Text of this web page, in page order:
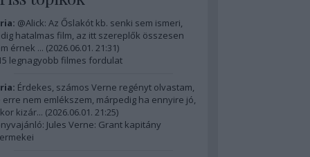
@Alick: Az Őslakót kb. senki sem ismeri,
hatalmas film, az itt szereplők összesen
érnek ... (2026.06.01. 21:31)
legnagyobb filmes fordulat
Érdekes, számos Verne regényt olvastam,
erre nem emlékszem, márpedig ha ennyire jó,
kizár... (2026.06.01. 21:25)
Jules Verne: Grant kapitány